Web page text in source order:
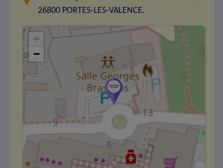
26800 PORTES-LES-VALENCE.
+
−